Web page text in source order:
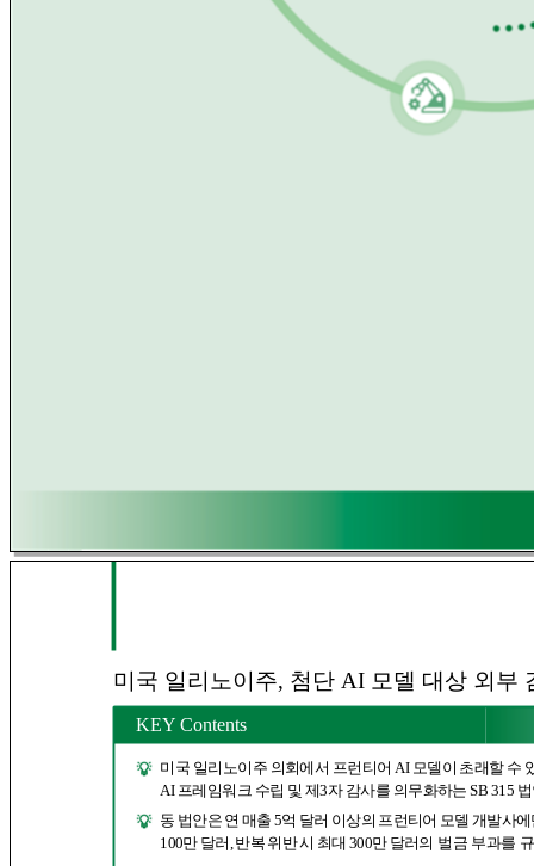
미국 일리노이주, 첨단 AI 모델 대상 외부
KEY Contents
미국 일리노이주 의회에서 프런티어 AI 모델이 초래할 수
AI 프레임워크 수립 및 제3자 감사를 의무화하는 SB 315
동 법안은 연 매출 5억 달러 이상의 프런티어 모델 개발사
100만 달러, 반복 위반 시 최대 300만 달러의 벌금 부과를